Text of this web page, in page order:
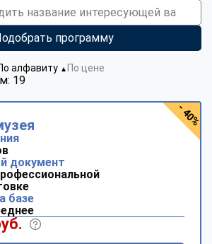
программу
19
алфавиту ▼ По цене
документ
базе
- 40%